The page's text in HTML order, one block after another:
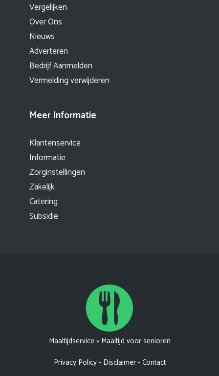
Vergelijken
Over Ons
Nieuws
Adverteren
Bedrijf Aanmelden
Vermelding verwijderen
Meer Informatie
Klantenservice
Informatie
Zorginstellingen
Zakelijk
Catering
Subsidie
Maaltijdservice» Maaltijd voor senioren
Privacy Policy- Disclaimer-Contact